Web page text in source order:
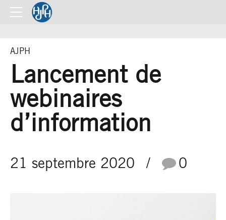
AJPH
Lancement de
webinaires
d’information
21 septembre 2020 0